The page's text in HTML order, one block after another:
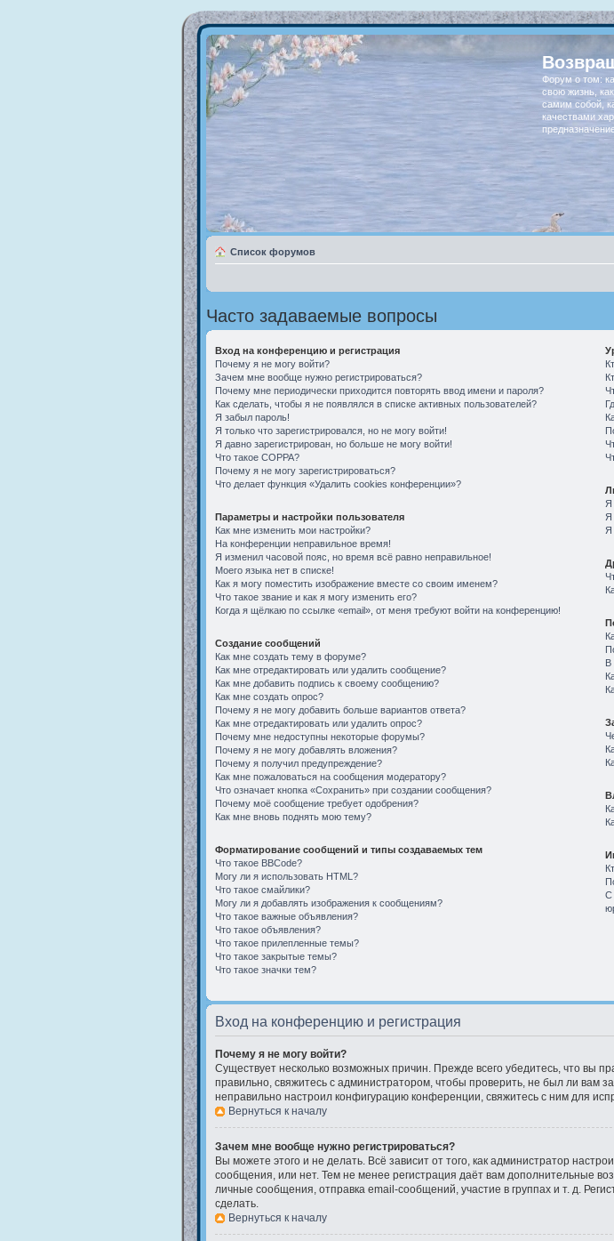
Форум о том:
свою жизнь,
самим собой,
качествами
Список форумов
Часто задаваемые вопросы
Вход на конференцию и регистрация
Почему я не могу войти?
Зачем мне вообще нужно регистрироваться?
Почему мне периодически приходится повторять ввод имени и пароля?
Как сделать, чтобы я не появлялся в списке активных пользователей?
Я забыл пароль!
Я только что зарегистрировался, но не могу войти!
Я давно зарегистрирован, но больше не могу войти!
Что такое COPPA?
Почему я не могу зарегистрироваться?
Что делает функция «Удалить cookies конференции»?
Параметры и настройки пользователя
Как мне изменить мои настройки?
На конференции неправильное время!
Я изменил часовой пояс, но время всё равно неправильное!
Моего языка нет в списке!
Как я могу поместить изображение вместе со своим именем?
Что такое звание и как я могу изменить его?
Когда я щёлкаю по ссылке «email», от меня требуют войти на конференцию!
Создание сообщений
Как мне создать тему в форуме?
Как мне отредактировать или удалить сообщение?
Как мне добавить подпись к своему сообщению?
Как мне создать опрос?
Почему я не могу добавить больше вариантов ответа?
Как мне отредактировать или удалить опрос?
Почему мне недоступны некоторые форумы?
Почему я не могу добавлять вложения?
Почему я получил предупреждение?
Как мне пожаловаться на сообщения модератору?
Что означает кнопка «Сохранить» при создании сообщения?
Почему моё сообщение требует одобрения?
Как мне вновь поднять мою тему?
Форматирование сообщений и типы создаваемых тем
Что такое BBCode?
Могу ли я использовать HTML?
Что такое смайлики?
Могу ли я добавлять изображения к сообщениям?
Что такое важные объявления?
Что такое объявления?
Что такое прилепленные темы?
Что такое закрытые темы?
Что такое значки тем?
Я
Я
Я
В
С
Вход на конференцию и регистрация
Почему я не могу войти?
Существует несколько возможных причин. Прежде всего убедитесь, что вы
правильно, свяжитесь с администратором, чтобы проверить, не был ли вам
неправильно настроил конфигурацию конференции, свяжитесь с ним для
Вернуться к началу
Зачем мне вообще нужно регистрироваться?
Вы можете этого и не делать. Всё зависит от того, как администратор
сообщения, или нет. Тем не менее регистрация даёт вам дополнительные
личные сообщения, отправка email-сообщений, участие в группах и т. д.
сделать.
Вернуться к началу